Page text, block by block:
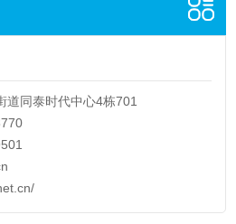
道同泰时代中心4栋701